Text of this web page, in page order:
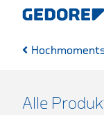
Alle